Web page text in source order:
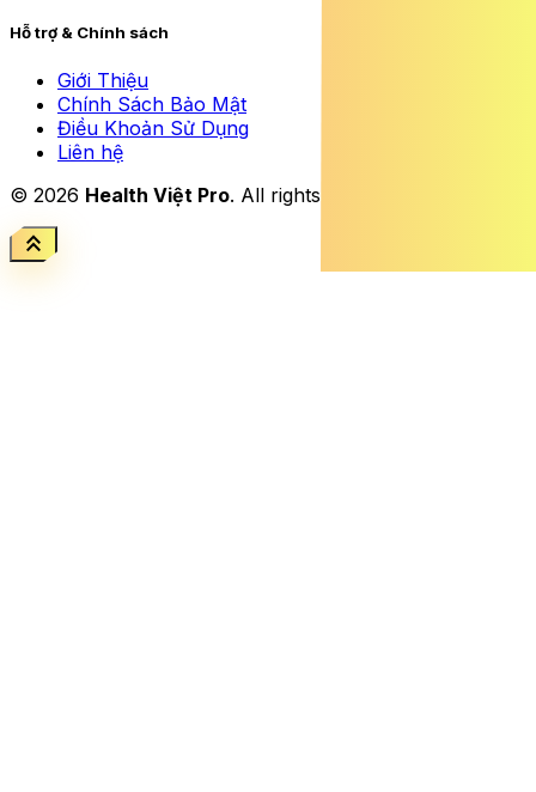
Hỗ trợ & Chính sách
Giới Thiệu
Chính Sách Bảo Mật
Điều Khoản Sử Dụng
Liên hệ
© 2026 Health Việt Pro. All rights reserved.
keyboard_double_arrow_up